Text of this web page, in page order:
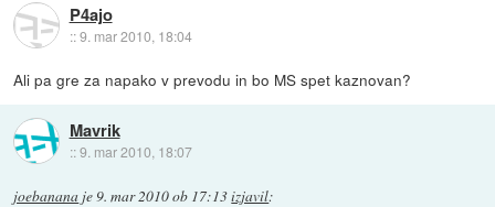
P4ajo
::9. mar 2010, 18:04
Ali pa gre za napako v prevodu in bo MS spet kaznovan?
Mavrik
::9. mar 2010, 18:07
joebanana je 9. mar 2010 ob 17:13izjavil: